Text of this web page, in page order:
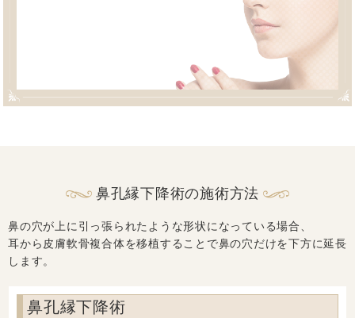
鼻孔縁下降術の施術方法
鼻の穴が上に引っ張られたような形状になっている場合、
耳から皮膚軟骨複合体を移植することで鼻の穴だけを下方に延長
します。
鼻孔縁下降術